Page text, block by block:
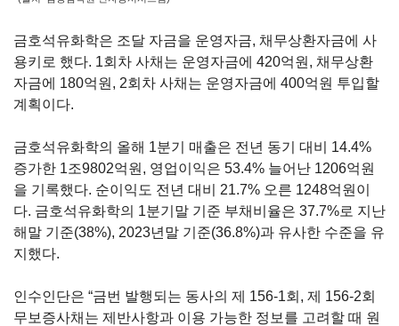
금호석유화학은 조달 자금을 운영자금, 채무상환자금에 사
용키로 했다. 1회차 사채는 운영자금에 420억원 , 채무상환
자금에 180억원, 2회차 사채는 운영자금에 400억원 투입할
계획이다.
금호석유화학의 올해 1분기 매출은 전년 동기 대비 14.4%
증가한 1조9802억원 , 영업이익은 53.4% 늘어난 1206억원
을 기록했다. 순이익도 전년 대비 21.7% 오른 1248억원이
다. 금호석유화학의 1분기말 기준 부채비율은 37.7%로 지난
해말 기준(38%), 2023년말 기준(36.8%)과 유사한 수준을 유
지했다.
인수인단은 “금번 발행되는 동사의 제 156-1회 , 제 156-2회
무보증사채는 제반사항과 이용 가능한 정보를 고려할 때 원